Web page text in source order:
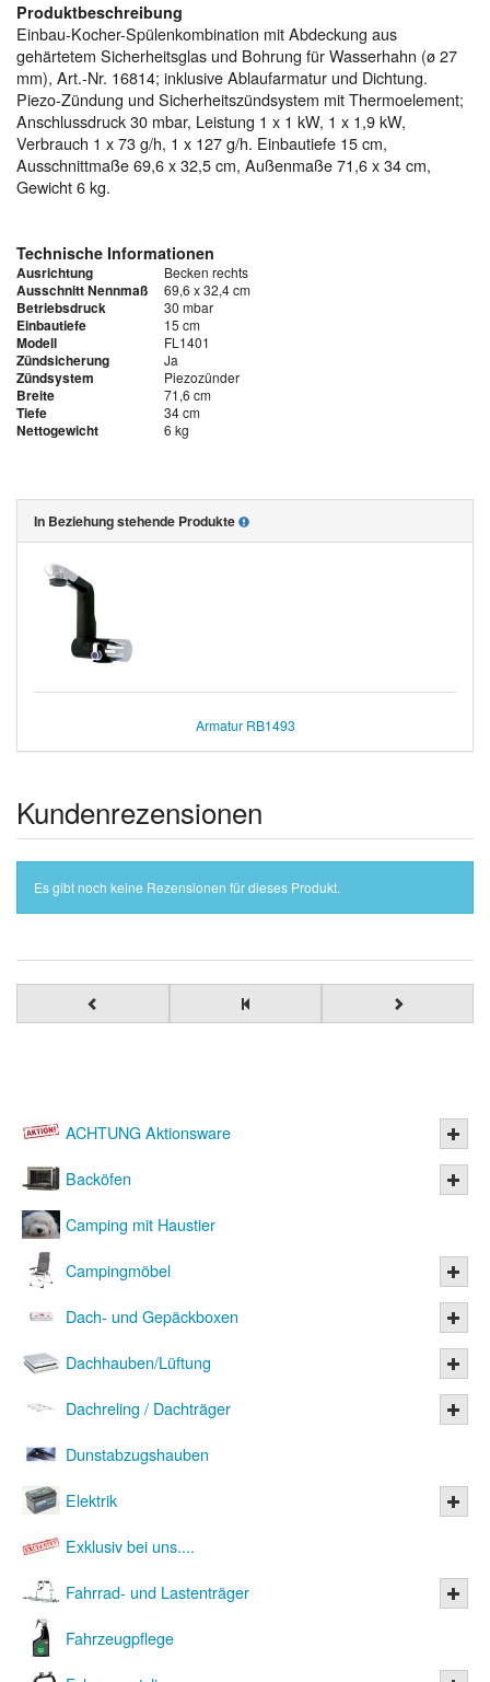
Produktbeschreibung
Einbau-Kocher-Spülenkombination mit Abdeckung aus
gehärtetem Sicherheitsglas und Bohrung für Wasserhahn (ø 27
mm), Art.-Nr. 16814; inklusive Ablaufarmatur und Dichtung.
Piezo-Zündung und Sicherheitszündsystem mit Thermoelement;
Anschlussdruck 30 mbar, Leistung 1 x 1 kW, 1 x 1,9 kW,
Verbrauch 1 x 73 g/h, 1 x 127 g/h. Einbautiefe 15 cm,
Ausschnittmaße 69,6 x 32,5 cm, Außenmaße 71,6 x 34 cm,
Gewicht 6 kg.
Technische Informationen
Ausrichtung Becken rechts
Ausschnitt Nennmaß 69,6 x 32,4 cm
Betriebsdruck 30 mbar
Einbautiefe 15 cm
Modell FL1401
Zündsicherung Ja
Zündsystem Piezozünder
Breite 71,6 cm
Tiefe 34 cm
Nettogewicht 6 kg
In Beziehung stehende Produkte
Armatur RB1493
Kundenrezensionen
Es gibt noch keine Rezensionen für dieses Produkt.
ACHTUNG Aktionsware
Backöfen
Camping mit Haustier
Campingmöbel
Dach- und Gepäckboxen
Dachhauben/Lüftung
Dachreling / Dachträger
Dunstabzugshauben
Elektrik
Exklusiv bei uns....
Fahrrad- und Lastenträger
Fahrzeugpflege